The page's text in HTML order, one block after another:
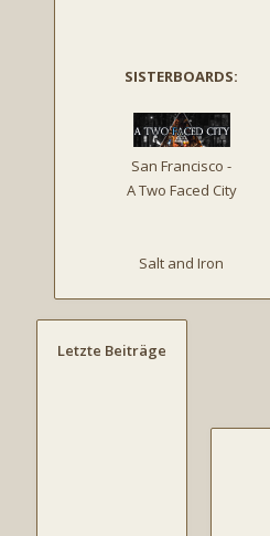
SISTERBOARDS:
San Francisco -
A Two Faced City
Salt and Iron
Letzte Beiträge